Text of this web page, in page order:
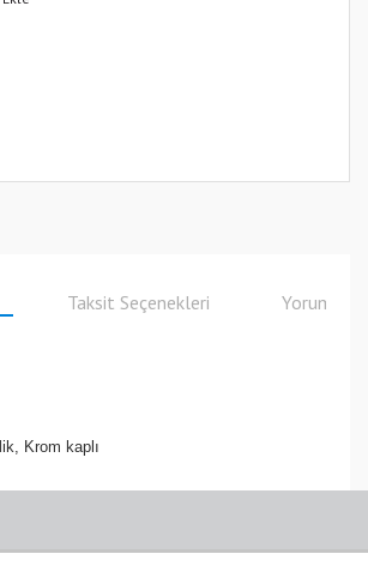
Taksit Seçenekleri Yorumlar
Krom kaplı